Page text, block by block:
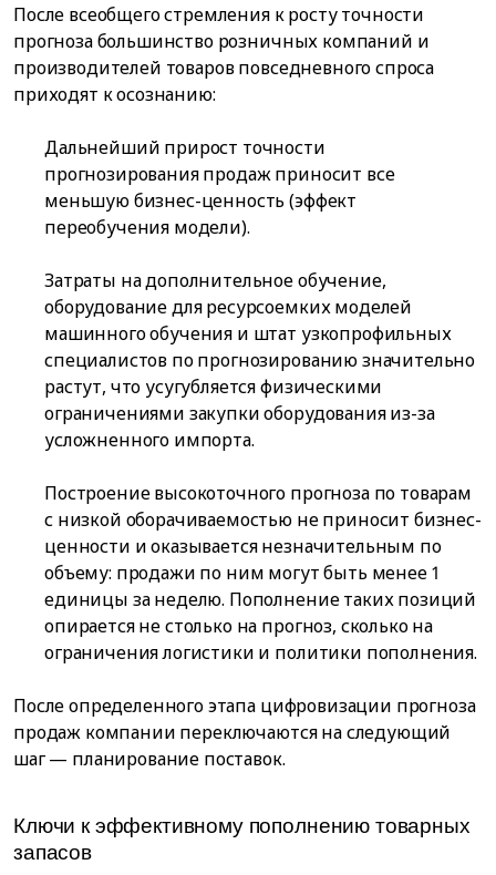
После всеобщего стремления к росту точности
прогноза большинство розничных компаний и
производителей товаров повседневного спроса
приходят к осознанию:
Дальнейший прирост точности
прогнозирования продаж приносит все
меньшую бизнес-ценность (эффект
переобучения модели).
Затраты на дополнительное обучение,
оборудование для ресурсоемких моделей
машинного обучения и штат узкопрофильных
специалистов по прогнозированию значительно
растут, что усугубляется физическими
ограничениями закупки оборудования из-за
усложненного импорта.
Построение высокоточного прогноза по товарам
с низкой оборачиваемостью не приносит бизнес-
ценности и оказывается незначительным по
объему: продажи по ним могут быть менее 1
единицы за неделю. Пополнение таких позиций
опирается не столько на прогноз, сколько на
ограничения логистики и политики пополнения.
После определенного этапа цифровизации прогноза
продаж компании переключаются на следующий
шаг — планирование поставок.
Ключи к эффективному пополнению товарных
запасов